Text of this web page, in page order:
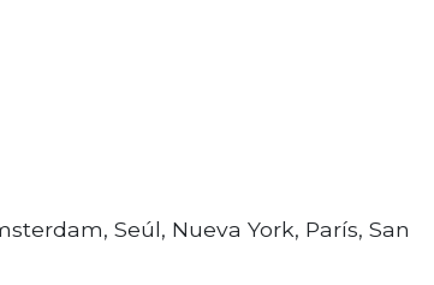
Seúl, Nueva York, París, San